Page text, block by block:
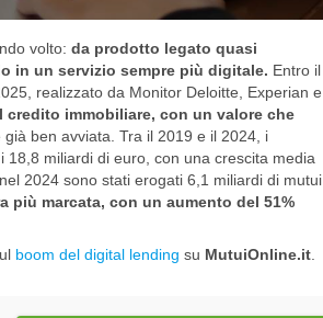
volto: da prodotto legato quasi
in un servizio sempre più digitale. Entro il
realizzato da Monitor Deloitte, Experian e
immobiliare, con un valore che
già ben avviata. Tra il 2019 e il 2024, i
miliardi di euro, con una crescita media
2024 sono stati erogati 6,1 miliardi di mutui
più marcata, con un aumento del 51%
boom del digital lending su MutuiOnline.it.